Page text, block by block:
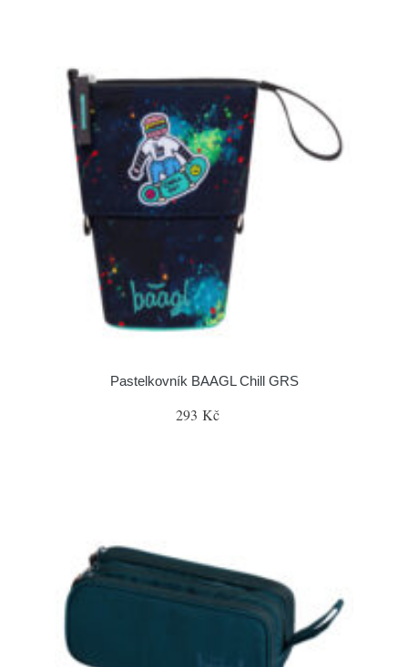
Pastelkovník BAAGL Chill GRS
293 Kč